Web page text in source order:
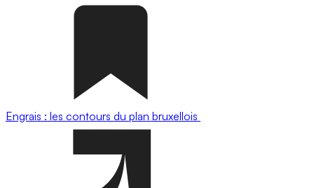
Engrais : les contours du plan bruxellois